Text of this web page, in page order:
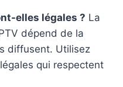
elles légales ? La
dépend de la
diffusent. Utilisez
qui respectent